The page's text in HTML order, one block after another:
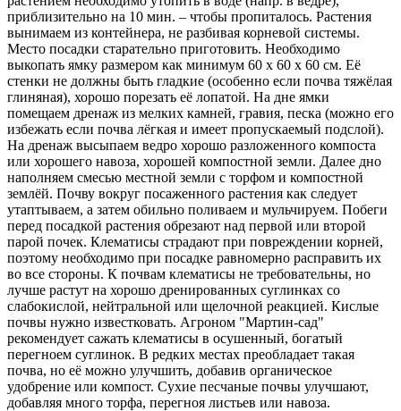
приблизительно на 10 мин. – чтобы пропиталось. Растения
вынимаем из контейнера, не разбивая корневой системы.
Место посадки старательно приготовить. Необходимо
выкопать ямку размером как минимум 60 x 60 x 60 cм. Её
стенки не должны быть гладкие (особенно если почва тяжёлая
глиняная), хорошо порезать её лопатой. На дне ямки
помещаем дренаж из мелких камней, гравия, песка (можно его
избежать если почва лёгкая и имеет пропускаемый подслой).
На дренаж высыпаем ведро хорошо разложенного компоста
или хорошего навоза, хорошей компостной земли. Далее дно
наполняем смесью местной земли с торфом и компостной
землёй. Почву вокруг посаженного растения как следует
утаптываем, а затем обильно поливаем и мульчируем. Побеги
перед посадкой растения обрезают над первой или второй
парой почек. Клематисы страдают при повреждении корней,
поэтому необходимо при посадке равномерно расправить их
во все стороны. К почвам клематисы не требовательны, но
лучше растут на хорошо дренированных суглинках со
слабокислой, нейтральной или щелочной реакцией. Кислые
почвы нужно известковать. Агроном "Мартин-сад"
рекомендует сажать клематисы в осушенный, богатый
перегноем суглинок. В редких местах преобладает такая
почва, но её можно улучшить, добавив органическое
удобрение или компост. Сухие песчаные почвы улучшают,
добавляя много торфа, перегноя листьев или навоза.